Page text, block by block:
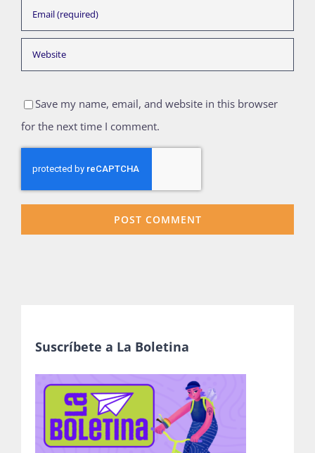
Save my name, email, and website in this browser
for the next time I comment.
Suscríbete a La Boletina